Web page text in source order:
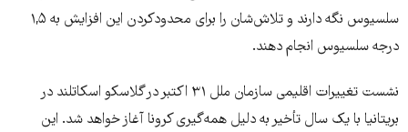
سلسیوس نگه دارند و تلاش‌شان را برای محدودکردن این افزایش به ۱,۵
درجه سلسیوس انجام دهند.
نشست تغییرات اقلیمی سازمان ملل ۳۱ اکتبر در گلاسکو اسکاتلند در
بریتانیا با یک سال تأخیر به دلیل همه‌گیری کرونا آغاز خواهد شد. این